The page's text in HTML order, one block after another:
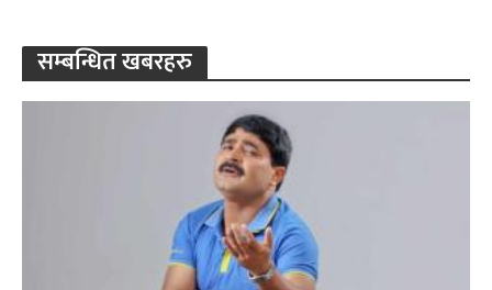
सम्बन्धित खबरहरु